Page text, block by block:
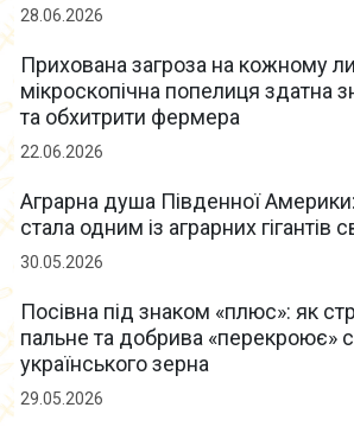
28.06.2026
Прихована загроза на кожному
мікроскопічна попелиця здатна
та обхитрити фермера
22.06.2026
Аграрна душа Південної
стала одним із аграрних гігантів
30.05.2026
Посівна під знаком «плюс»: як
пальне та добрива «перекроює»
українського зерна
29.05.2026